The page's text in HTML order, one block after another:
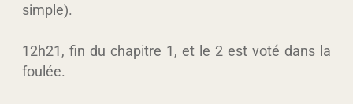
simple).
12h21, fin du chapitre 1, et le 2 est voté dans la
foulée.